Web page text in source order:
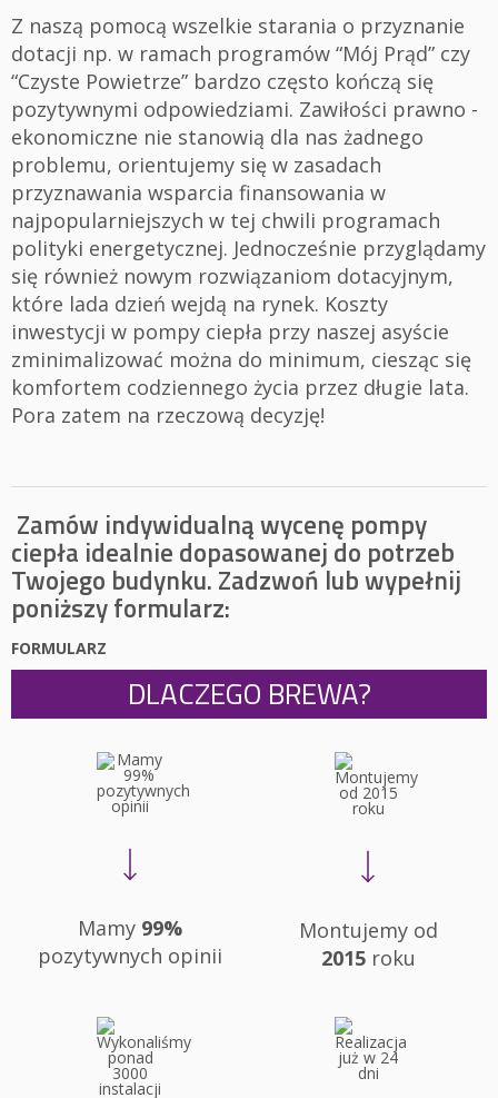
Z naszą pomocą wszelkie starania o przyznanie
dotacji np. w ramach programów “Mój Prąd” czy
“Czyste Powietrze” bardzo często kończą się
pozytywnymi odpowiedziami. Zawiłości prawno -
ekonomiczne nie stanowią dla nas żadnego
problemu, orientujemy się w zasadach
przyznawania wsparcia finansowania w
najpopularniejszych w tej chwili programach
polityki energetycznej. Jednocześnie przyglądamy
się również nowym rozwiązaniom dotacyjnym,
które lada dzień wejdą na rynek. Koszty
inwestycji w pompy ciepła przy naszej asyście
zminimalizować można do minimum, ciesząc się
komfortem codziennego życia przez długie lata.
Pora zatem na rzeczową decyzję!
Zamów indywidualną wycenę pompy
ciepła idealnie dopasowanej do potrzeb
Twojego budynku. Zadzwoń lub wypełnij
poniższy formularz:
FORMULARZ
DLACZEGO BREWA?
Mamy 99%
pozytywnych opinii
Montujemy od
2015roku